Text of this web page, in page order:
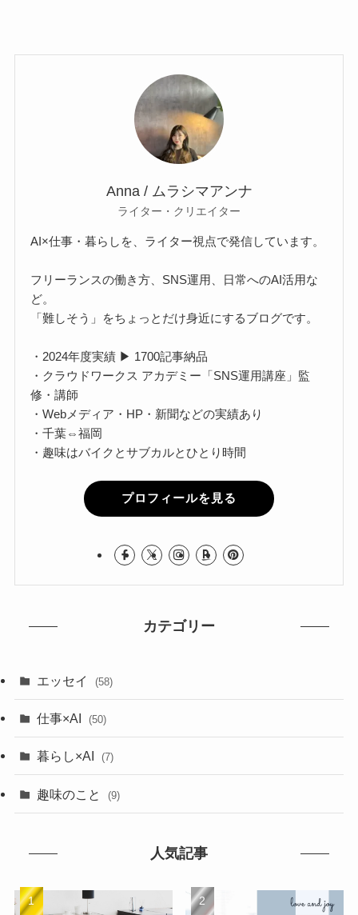
Anna / ムラシマアンナ
ライター・クリエイター
AI×仕事・暮らしを、ライター視点で発信しています。
フリーランスの働き方、SNS運用、日常へのAI活用な
ど。
「難しそう」をちょっとだけ身近にするブログです。
・2024年度実績 ▶ 1700記事納品
・クラウドワークス アカデミー「SNS運用講座」監
修・講師
・Webメディア・HP・新聞などの実績あり
・千葉⇔福岡
・趣味はバイクとサブカルとひとり時間
プロフィールを見る
カテゴリー
エッセイ (58)
仕事×AI (50)
暮らし×AI (7)
趣味のこと (9)
人気記事